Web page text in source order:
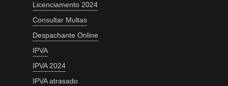
Licenciamento 2024
Consultar Multas
Despachante Online
IPVA
IPVA 2024
IPVA atrasado